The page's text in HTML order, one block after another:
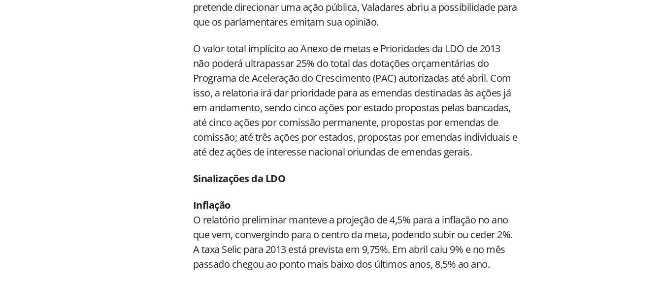
pretende direcionar uma ação pública, Valadares abriu a possibilidade para
que os parlamentares emitam sua opinião.
O valor total implícito ao Anexo de metas e Prioridades da LDO de 2013
não poderá ultrapassar 25% do total das dotações orçamentárias do
Programa de Aceleração do Crescimento (PAC) autorizadas até abril. Com
isso, a relatoria irá dar prioridade para as emendas destinadas às ações já
em andamento, sendo cinco ações por estado propostas pelas bancadas,
até cinco ações por comissão permanente, propostas por emendas de
comissão; até três ações por estados, propostas por emendas individuais e
até dez ações de interesse nacional oriundas de emendas gerais.
Sinalizações da LDO
Inflação
O relatório preliminar manteve a projeção de 4,5% para a inflação no ano
que vem, convergindo para o centro da meta, podendo subir ou ceder 2%.
A taxa Selic para 2013 está prevista em 9,75%. Em abril caiu 9% e no mês
passado chegou ao ponto mais baixo dos últimos anos, 8,5% ao ano.